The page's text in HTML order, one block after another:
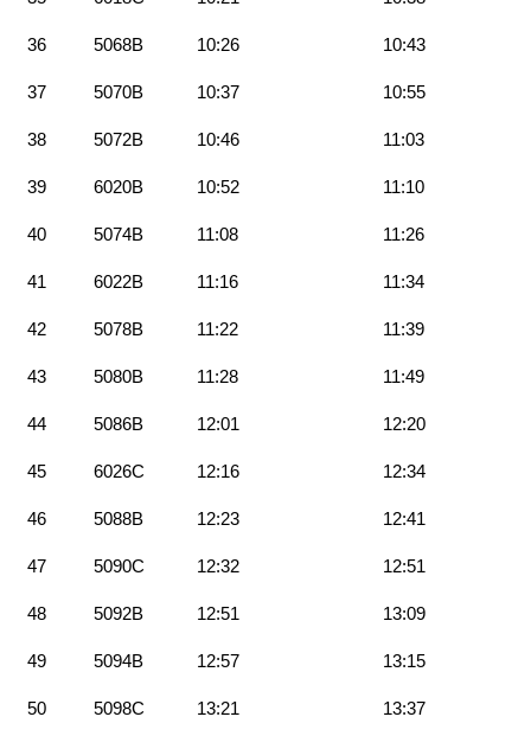
36 5068B 10:26 10:43
37 5070B 10:37 10:55
38 5072B 10:46 11:03
39 6020B 10:52 11:10
40 5074B 11:08 11:26
41 6022B 11:16 11:34
42 5078B 11:22 11:39
43 5080B 11:28 11:49
44 5086B 12:01 12:20
45 6026C 12:16 12:34
46 5088B 12:23 12:41
47 5090C 12:32 12:51
48 5092B 12:51 13:09
49 5094B 12:57 13:15
50 5098C 13:21 13:37